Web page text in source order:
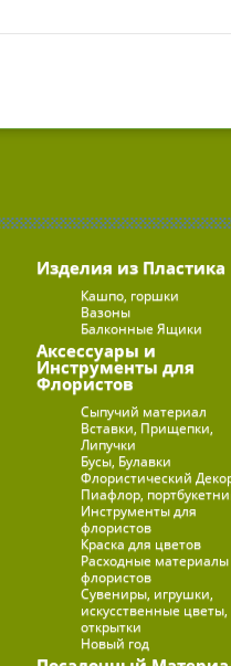
Изделия из Пластика
Кашпо, горшки
Вазоны
Балконные Ящики
Аксессуары и
Инструменты для
Флористов
Сыпучий материал
Вставки, Прищепки,
Липучки
Бусы, Булавки
Флористический
Пиафлор,
Инструменты для
флористов
Краска для цветов
Расходные
флористов
Сувениры, игрушки,
искусственные цветы,
открытки
Новый год